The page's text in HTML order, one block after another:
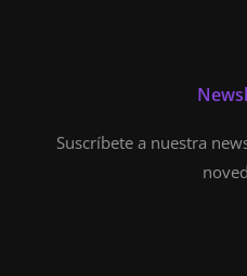
Suscríbete a nuestra